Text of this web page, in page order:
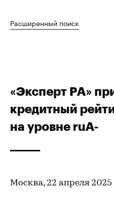
Расширенный поиск
«Эксперт РА»
кредитный
на уровне ruA-
Москва, 22 апреля 2025